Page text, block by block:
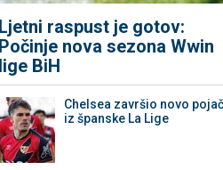
Ljetni raspust je gotov:
Počinje nova sezona Wwin
lige BiH
Chelsea završio novo
iz španske La Lige